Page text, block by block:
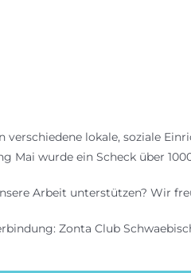
verschiedene lokale, soziale
Mai wurde ein Scheck über
Arbeit unterstützen? Wir
Zonta Club